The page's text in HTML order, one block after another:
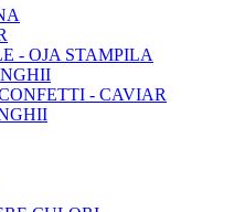
- OJA STAMPILA
- CAVIAR